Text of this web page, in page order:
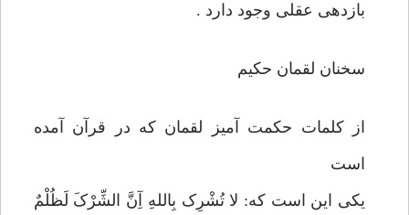
بازدهی عقلی وجود دارد .
سخنان لقمان حکیم
از کلمات حکمت آمیز لقمان که در قرآن آمده
است
یکی این است که: لا تُشْرِک بِاللهِ آِنَّ الشِّرْکَ لَظُلْمٌ